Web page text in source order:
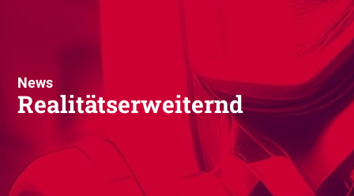
News
Realitätserweiternd